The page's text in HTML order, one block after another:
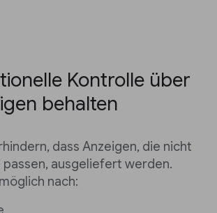
Kontrolle über
behalten
dass Anzeigen, die nicht
passen, ausgeliefert werden.
nach: